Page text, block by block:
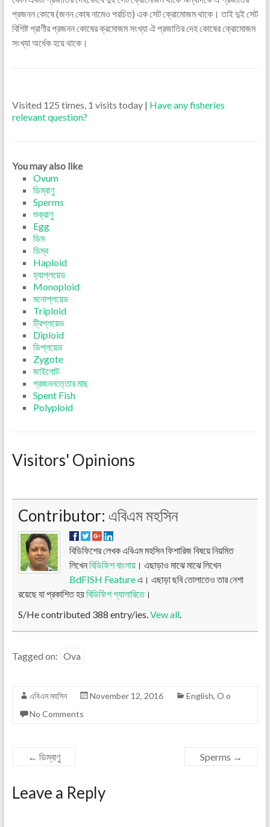
প্রজনন কোষে (জনন কোষ নামেও পরচিত) এক সেট ক্রোমোজম থাকে। তাই দুই সেট
বিশিষ্ট প্রাণীর প্রজনন কোষের ক্রমোজম সংখ্যা ঐ প্রজাতির দেহ কোষের ক্রোমোজম
সংখ্যা অর্ধেক হয়ে থাকে।
Visited 125 times, 1 visits today | Have any fisheries
relevant question?
You may also like
Ovum
ডিম্বাণু
Sperms
শুক্রাণু
Egg
ডিম
ডিম্ব
Haploid
হ্যাপ্লয়েড
Monoploid
মনোপ্লয়েড
Triploid
ট্রিপ্লয়েড
Diploid
ডিপ্লয়েড
Zygote
জাইগোট
প্রজননত্তোর মাছ
Spent Fish
Polyploid
Visitors' Opinions
Contributor: এবিএম মহসিন
বিডিফিশের লেখক এবিএম মহসিন ফিশারিজ বিষয়ে নিয়মিত
লিখেনবিডিফিশ বাংলায়। এছাড়াও মাঝে মাঝে লিখেন
BdFISH Featureএ। এছাড়া ছবি তোলাতেও তার নেশা
রয়েছে যা প্রকাশিত হয়বিডিফিশ গ্যালারিতে।
S/He contributed 388 entry/ies.Vew all.
Tagged on: Ova
এবিএম মহসিন November 12, 2016 English, O o
No Comments
← ডিম্বাণু Sperms →
Leave a Reply